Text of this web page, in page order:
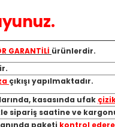
GARANTİLİ ürünlerdir.
çıkışı yapılmaktadır.
kasasında ufak
sipariş saatine ve
paketi kontrol